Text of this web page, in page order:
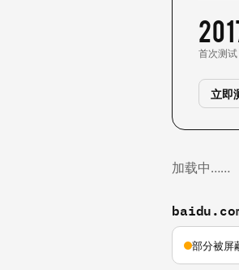
首次测试
立即
加载中……
部分被屏